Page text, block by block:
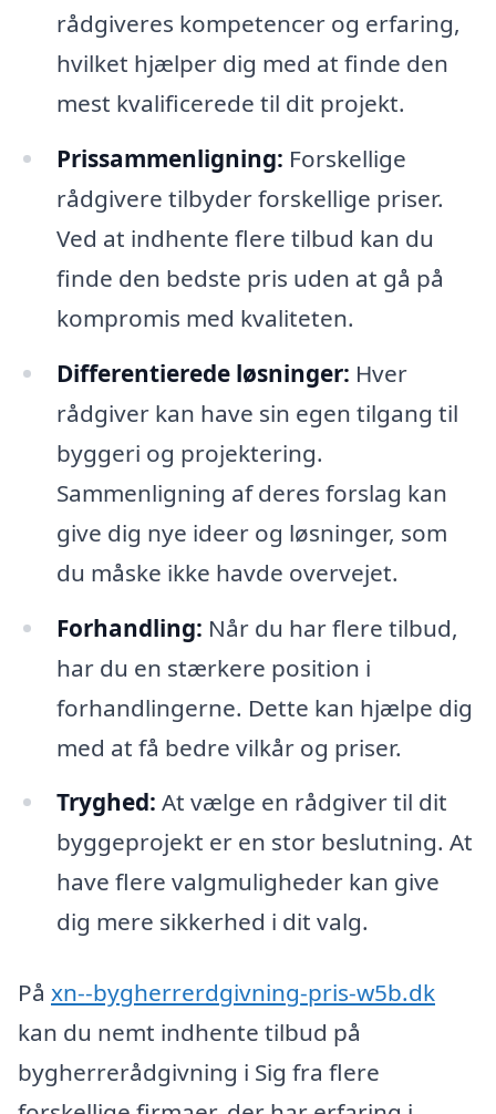
rådgiveres kompetencer og erfaring,
hvilket hjælper dig med at finde den
mest kvalificerede til dit projekt.
Prissammenligning: Forskellige
rådgivere tilbyder forskellige priser.
Ved at indhente flere tilbud kan du
finde den bedste pris uden at gå på
kompromis med kvaliteten.
Differentierede løsninger: Hver
rådgiver kan have sin egen tilgang til
byggeri og projektering.
Sammenligning af deres forslag kan
give dig nye ideer og løsninger, som
du måske ikke havde overvejet.
Forhandling: Når du har flere tilbud,
har du en stærkere position i
forhandlingerne. Dette kan hjælpe dig
med at få bedre vilkår og priser.
Tryghed: At vælge en rådgiver til dit
byggeprojekt er en stor beslutning. At
have flere valgmuligheder kan give
dig mere sikkerhed i dit valg.
På xn--bygherrerdgivning-pris-w5b.dk
kan du nemt indhente tilbud på
bygherrerådgivning i Sig fra flere